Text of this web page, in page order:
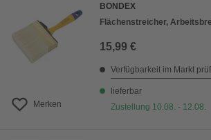
Merken
BONDEX
Flächenstreicher,
15,99 €
Verfügbarkeit im Markt
lieferbar
Zustellung 10.08. - 12.08.